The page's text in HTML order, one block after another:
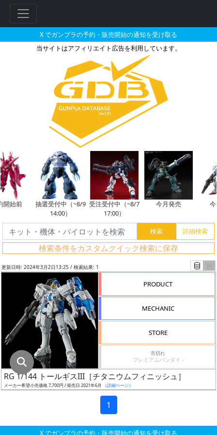
X でガンプラの予約・販売開始の通知を受け取る
当サイトはアフィリエイト広告を利用しています。
RG 1/144 トールギスIII［チタニ
始前
抽選受付中（~8/9
14:00）
受注受付中（~8/7
17:00）
今月発売 今
検索条件をカスタムクイック検索に保存
ド
検
索
グ
レ
ル
成
形
更新日時: 2024年3月2日13:25 / 検索結果: 1
PRODUCT
MECHANIC
STORE
売切れ
プレミアムバンダイ -
RG 1/144 トールギスIII［チタニウムフィニッシュ］
メーカー希望小売価格 7,700円 / 発売日 2021年6月 （詳細ページ）
1
X でガンプラの予約・販売開始の通知を受け取る